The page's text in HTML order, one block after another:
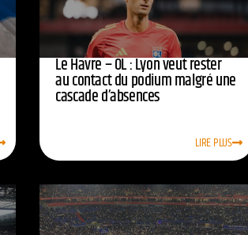
Le Havre – OL : Lyon veut rester
au contact du podium malgré une
cascade d’absences
LIRE PLUS